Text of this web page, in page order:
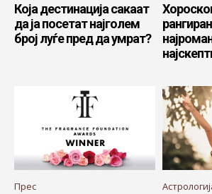
Која дестинација сакаат
да ја посетат најголем
број луѓе пред да умрат?
Прес